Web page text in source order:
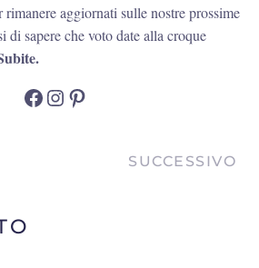
aggiornati sulle nostre prossime
di sapere che voto date alla croque
Facebook
Instagram
Pinterest
SUCCESSIVO